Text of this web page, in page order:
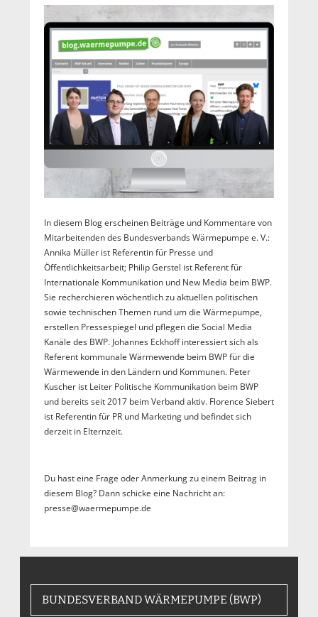
In diesem Blog erscheinen Beiträge und Kommentare von
Mitarbeitenden des Bundesverbands Wärmepumpe e. V.:
Annika Müller ist Referentin für Presse und
Öffentlichkeitsarbeit; Philip Gerstel ist Referent für
Internationale Kommunikation und New Media beim BWP.
Sie recherchieren wöchentlich zu aktuellen politischen
sowie technischen Themen rund um die Wärmepumpe,
erstellen Pressespiegel und pflegen die Social Media
Kanäle des BWP. Johannes Eckhoff interessiert sich als
Referent kommunale Wärmewende beim BWP für die
Wärmewende in den Ländern und Kommunen. Peter
Kuscher ist Leiter Politische Kommunikation beim BWP
und bereits seit 2017 beim Verband aktiv. Florence Siebert
ist Referentin für PR und Marketing und befindet sich
derzeit in Elternzeit.
Du hast eine Frage oder Anmerkung zu einem Beitrag in
diesem Blog? Dann schicke eine Nachricht an:
presse@waermepumpe.de
BUNDESVERBAND WÄRMEPUMPE (BWP)